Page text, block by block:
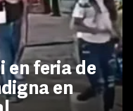
en feria de
en